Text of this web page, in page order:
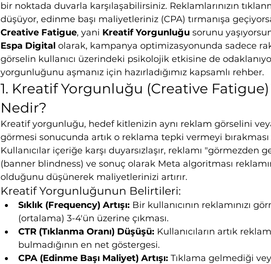
bir noktada duvarla karşılaşabilirsiniz. Reklamlarınızın
düşüyor, edinme başı maliyetleriniz (CPA) tırmanışa
Creative Fatigue, yani Kreatif Yorgunluğu sorunu
Espa Digital olarak, kampanya optimizasyonunda sadece
görselin kullanıcı üzerindeki psikolojik etkisine de
yorgunluğunu aşmanız için hazırladığımız kapsamlı rehber.
1. Kreatif Yorgunluğu (Creative
Nedir?
Kreatif yorgunluğu, hedef kitlenizin aynı reklam görselini
görmesi sonucunda artık o reklama tepki vermeyi
Kullanıcılar içeriğe karşı duyarsızlaşır, reklamı "görmezden
(banner blindness) ve sonuç olarak Meta algoritması
olduğunu düşünerek maliyetlerinizi artırır.
Kreatif Yorgunluğunun Belirtileri:
Sıklık (Frequency) Artışı: Bir kullanıcının reklamınızı
(ortalama) 3-4'ün üzerine çıkması.
CTR (Tıklanma Oranı) Düşüşü: Kullanıcıların artık
bulmadığının en net göstergesi.
CPA (Edinme Başı Maliyet) Artışı: Tıklama gelmediği